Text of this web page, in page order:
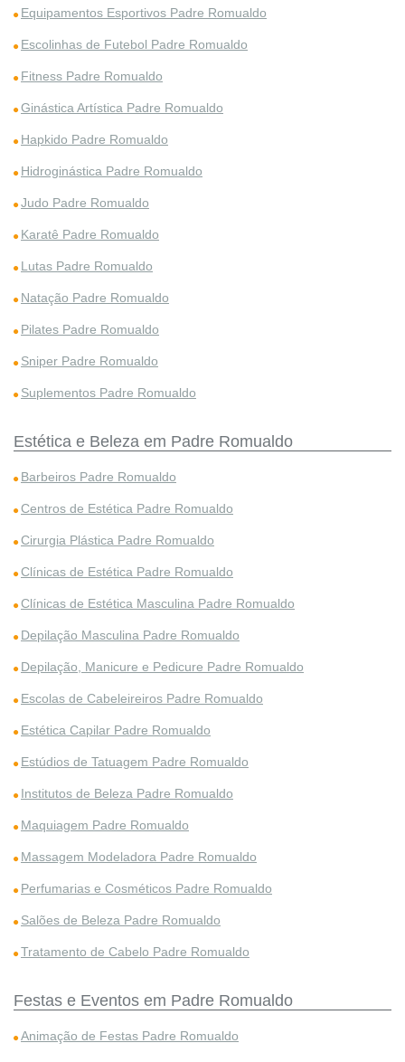
Equipamentos Esportivos Padre Romualdo
Escolinhas de Futebol Padre Romualdo
Fitness Padre Romualdo
Ginástica Artística Padre Romualdo
Hapkido Padre Romualdo
Hidroginástica Padre Romualdo
Judo Padre Romualdo
Karatê Padre Romualdo
Lutas Padre Romualdo
Natação Padre Romualdo
Pilates Padre Romualdo
Sniper Padre Romualdo
Suplementos Padre Romualdo
Estética e Beleza em Padre Romualdo
Barbeiros Padre Romualdo
Centros de Estética Padre Romualdo
Cirurgia Plástica Padre Romualdo
Clínicas de Estética Padre Romualdo
Clínicas de Estética Masculina Padre Romualdo
Depilação Masculina Padre Romualdo
Depilação, Manicure e Pedicure Padre Romualdo
Escolas de Cabeleireiros Padre Romualdo
Estética Capilar Padre Romualdo
Estúdios de Tatuagem Padre Romualdo
Institutos de Beleza Padre Romualdo
Maquiagem Padre Romualdo
Massagem Modeladora Padre Romualdo
Perfumarias e Cosméticos Padre Romualdo
Salões de Beleza Padre Romualdo
Tratamento de Cabelo Padre Romualdo
Festas e Eventos em Padre Romualdo
Animação de Festas Padre Romualdo